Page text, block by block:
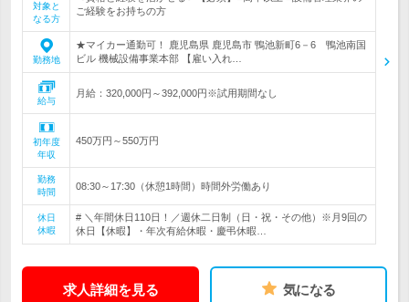
対象と
なる方
ご経験をお持ちの方
勤務地
★マイカー通勤可！ 鹿児島県 鹿児島市 鴨池新町6－6 鴨池南国
ビル 機械設備事業本部 【雇い入れ…
給与
月給：320,000円～392,000円※試用期間なし
初年度
年収
450万円～550万円
勤務
時間
08:30～17:30（休憩1時間）時間外労働あり
休日
休暇
# ＼年間休日110日！／週休二日制（日・祝・その他）※月9回の
休日【休暇】・年次有給休暇・慶弔休暇…
求人詳細を見る 気になる